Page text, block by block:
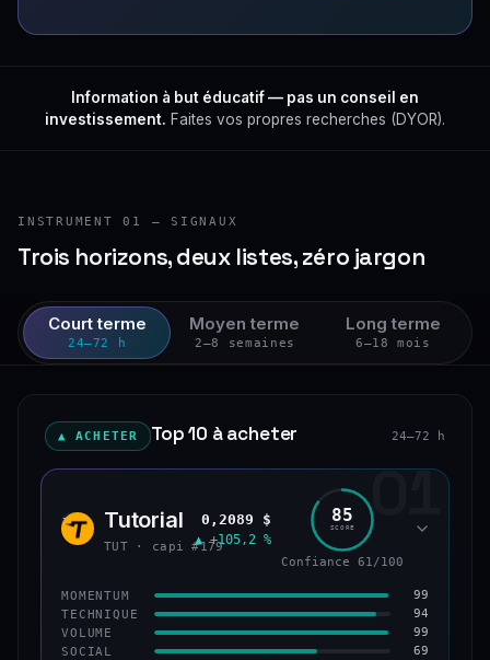
Information à but éducatif — pas un conseil en
investissement. Faites vos propres recherches (DYOR).
INSTRUMENT 01 — SIGNAUX
Trois horizons, deux listes, zéro jargon
Court terme
24–72 h
Moyen terme
2–8 semaines
Long terme
6–18 mois
▲ ACHETER Top 10 à acheter 24–72 h
01
TUT Tutorial
TUT · capi #179
0,2089 $
▲ +105,2 %
85
SCORE
Confiance 61/100
MOMENTUM 99
TECHNIQUE 94
VOLUME 99
SOCIAL 69